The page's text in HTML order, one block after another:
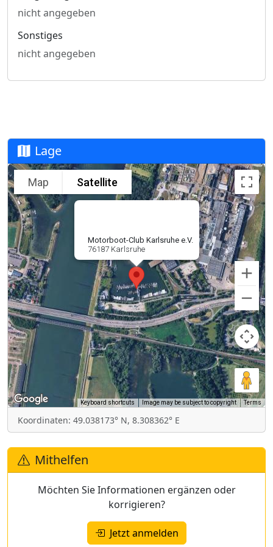
nicht angegeben
Sonstiges
nicht angegeben
Lage
Motorboot-Club Karlsruhe e.V.
76187 Karlsruhe
Map Satellite
Keyboard shortcuts Image may be subject to copyright Terms
Koordinaten: 49.038173° N, 8.308362° E
Mithelfen
Möchten Sie Informationen ergänzen oder
korrigieren?
Jetzt anmelden